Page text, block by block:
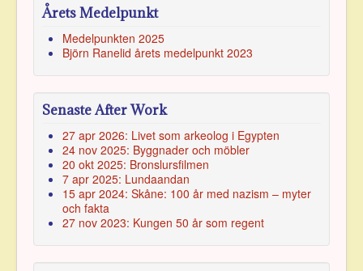
Årets Medelpunkt
Medelpunkten 2025
Björn Ranelid årets medelpunkt 2023
Senaste After Work
27 apr 2026: Livet som arkeolog i Egypten
24 nov 2025: Byggnader och möbler
20 okt 2025: Bronslursfilmen
7 apr 2025: Lundaandan
15 apr 2024: Skåne: 100 år med nazism – myter
och fakta
27 nov 2023: Kungen 50 år som regent